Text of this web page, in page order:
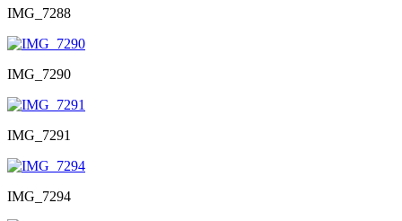
IMG_7288
IMG_7290
IMG_7291
IMG_7294